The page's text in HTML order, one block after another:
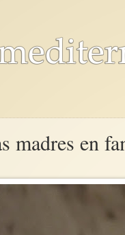
madres en